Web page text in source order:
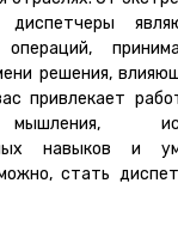
операций,
решения,
привлекает
навыков и
стать